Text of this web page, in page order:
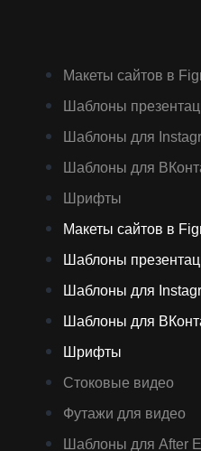
Макеты сайтов в
Шаблоны
Шаблоны для
Шаблоны для
Шрифты
Макеты сайтов в
Шаблоны
Шаблоны для
Шаблоны для
Шрифты
Стоковые видео
Футажи для видео
Шаблоны для After